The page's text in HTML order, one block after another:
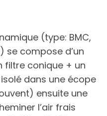
(type: BMC,
se compose d’un
filtre conique + un
dans une écope
ensuite une
l’air frais